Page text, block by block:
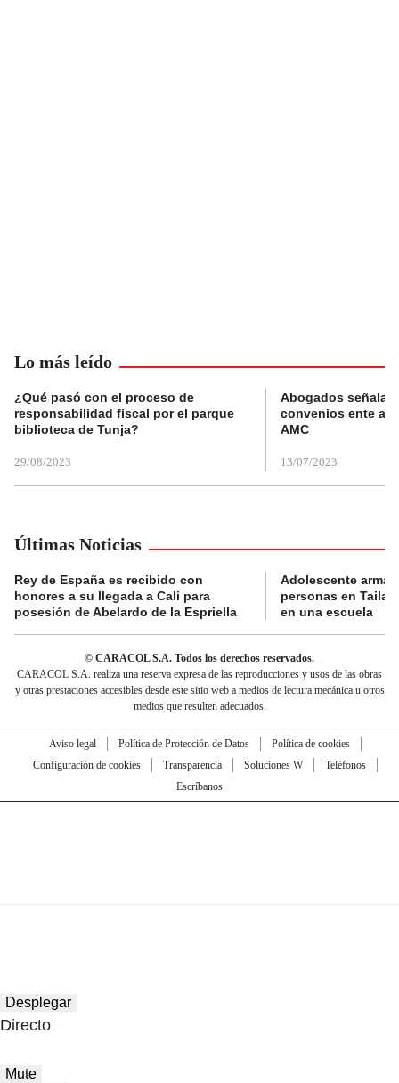
Lo más leído
¿Qué pasó con el proceso de
responsabilidad fiscal por el parque
biblioteca de Tunja?
29/08/2023
Abogados
convenios ente
AMC
13/07/2023
Últimas Noticias
Rey de España es recibido con
honores a su llegada a Cali para
posesión de Abelardo de la Espriella
Adolescente
personas en
en una escuela
© CARACOL S.A. Todos los derechos reservados.
CARACOL S.A. realiza una reserva expresa de las reproducciones y usos de las obras
y otras prestaciones accesibles desde este sitio web a medios de lectura mecánica u otros
medios que resulten adecuados.
Aviso legal Política de Protección de Datos
Política de cookies
Configuración de cookies
Transparencia Soluciones W
Teléfonos
Escríbanos
Desplegar
Directo
Mute